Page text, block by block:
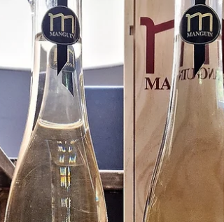
dégustation de vins (organisée par la RVF),
pour la 1er fois. Elle devance la Belgique et
l'Espagne.